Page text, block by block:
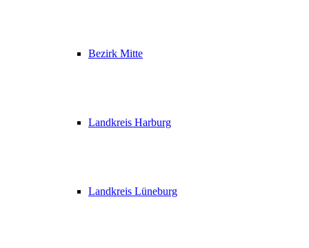
Bezirk Mitte
Landkreis Harburg
Landkreis Lüneburg